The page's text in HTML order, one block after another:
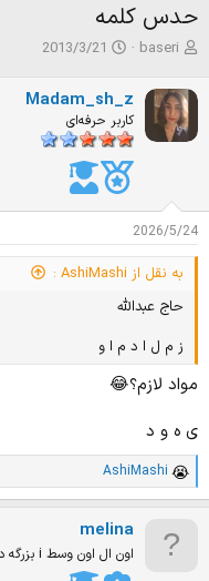
حدس کلمه
ش
و
ع
ک
ن
ه
م
و
ض
و
ع
baseri
ت
ر
ی
خ
ش
ر
و
ع
2013/3/21
Madam_sh_z
کاربر حرفه‌ای
2026/5/24
به نقل از AshiMashi :
حاج عبدالله
ز م ل ا د م ا و
مواد لازم؟😂
ی ه و د
ا
م
AshiMashi
meIina
اون ال اون وسط i بزرگه دوستان